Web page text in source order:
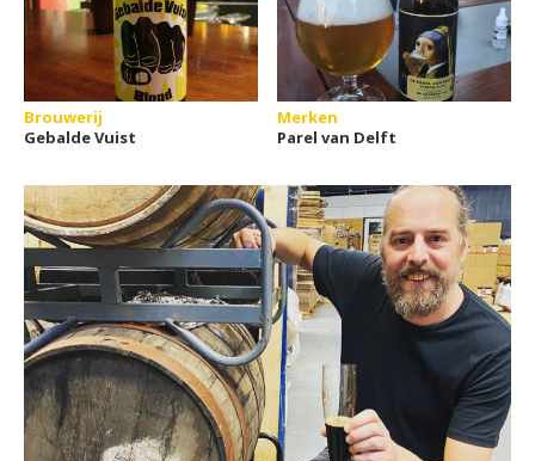
Brouwerij
Gebalde Vuist
Merken
Parel van Delft